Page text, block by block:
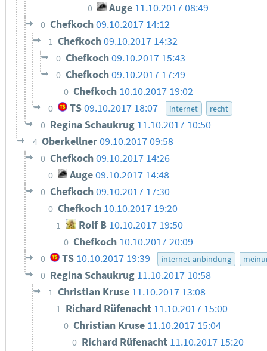
0 Auge 11.10.2017 08:49
0 Chefkoch09.10.2017 14:12
1 Chefkoch09.10.2017 14:32
0 Chefkoch09.10.2017 15:43
0 Chefkoch09.10.2017 17:49
0 Chefkoch 10.10.2017 19:02
0 TS09.10.2017 18:07 internet recht
0 Regina Schaukrug 11.10.2017 10:50
4 Oberkellner09.10.2017 09:58
0 Chefkoch09.10.2017 14:26
0 Auge09.10.2017 14:48
0 Chefkoch09.10.2017 17:30
0 Chefkoch 10.10.2017 19:20
1 Rolf B 10.10.2017 19:50
0 Chefkoch 10.10.2017 20:09
0 TS 10.10.2017 19:39 internet-anbindung
0 Regina Schaukrug 11.10.2017 10:58
1 Christian Kruse 11.10.2017 13:08
1 Richard Rüfenacht 11.10.2017 15:00
0 Christian Kruse 11.10.2017 15:04
0 Richard Rüfenacht 11.10.2017 15:20